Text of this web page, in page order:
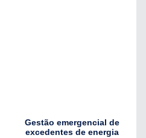
Gestão emergencial de
excedentes de energia